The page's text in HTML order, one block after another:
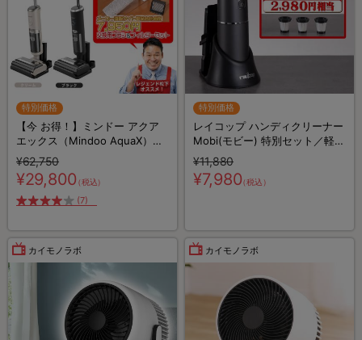
特別価格
【今 お得！】ミンドー アクア
エックス（Mindoo AquaX）／
MIA-N001／水拭き掃除機／コ
ードレス掃除機／スティック掃
除機
¥62,750
¥29,800（税込）
(7)
特別価格
レイコップ ハンディクリーナー
Mobi(モビー) 特別セット／軽量
／ハンディ掃除機
¥11,880
¥7,980（税込）
カイモノラボ カイモノラボ